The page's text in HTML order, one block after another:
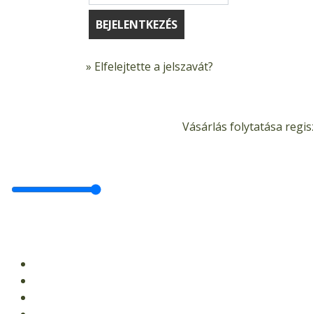
BEJELENTKEZÉS
» Elfelejtette a jelszavát?
Vásárlás folytatása